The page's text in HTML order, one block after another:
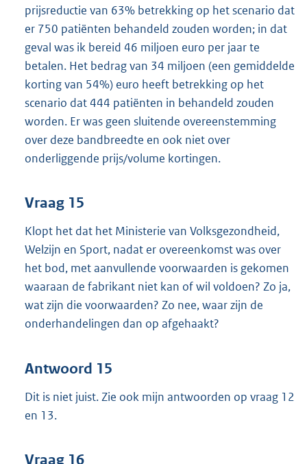
prijsreductie van 63% betrekking op het scenario dat
er 750 patiënten behandeld zouden worden; in dat
geval was ik bereid 46 miljoen euro per jaar te
betalen. Het bedrag van 34 miljoen (een gemiddelde
korting van 54%) euro heeft betrekking op het
scenario dat 444 patiënten in behandeld zouden
worden. Er was geen sluitende overeenstemming
over deze bandbreedte en ook niet over
onderliggende prijs/volume kortingen.
Vraag 15
Klopt het dat het Ministerie van Volksgezondheid,
Welzijn en Sport, nadat er overeenkomst was over
het bod, met aanvullende voorwaarden is gekomen
waaraan de fabrikant niet kan of wil voldoen? Zo ja,
wat zijn die voorwaarden? Zo nee, waar zijn de
onderhandelingen dan op afgehaakt?
Antwoord 15
Dit is niet juist. Zie ook mijn antwoorden op vraag 12
en 13.
Vraag 16